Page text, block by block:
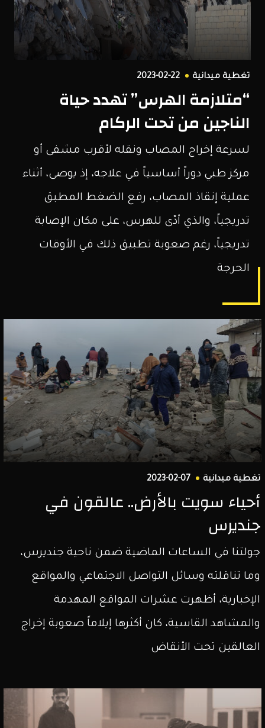
الشمال
تغطية ميدانية 2023-02-22
“متلازمة الهرس” تهدد حياة
الناجين من تحت الركام
لسرعة إخراج المصاب ونقله لأقرب مشفى أو
مركز طبي دوراً أساسياً في علاجه، إذ يوصى، أثناء
عملية إنقاذ المصاب، رفع الضغط المطبق
تدريجياً، والذي أدّى للهرس، على مكان الإصابة
تدريجياً، رغم صعوبة تطبيق ذلك في الأوقات
الحرجة
تغطية ميدانية 2023-02-07
أحياء سويت بالأرض.. عالقون في
جنديرس
جولتنا في الساعات الماضية ضمن ناحية جنديرس،
وما تناقلته وسائل التواصل الاجتماعي والمواقع
الإخبارية، أظهرت عشرات المواقع المهدمة
والمشاهد القاسية، كان أكثرها إيلاماً صعوبة إخراج
العالقين تحت الأنقاض